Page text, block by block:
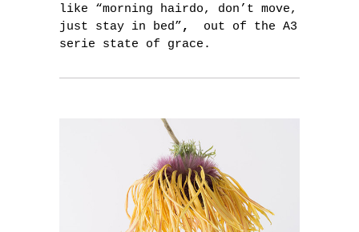
like “morning hairdo, don’t move,
just stay in bed” , out of the A3
serie state of grace.